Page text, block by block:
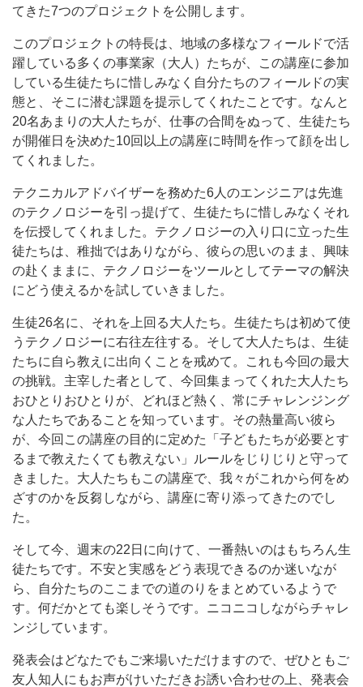
てきた7つのプロジェクトを公開します。
このプロジェクトの特長は、地域の多様なフィールドで活
躍している多くの事業家（大人）たちが、この講座に参加
している生徒たちに惜しみなく自分たちのフィールドの実
態と、そこに潜む課題を提示してくれたことです。なんと
20名あまりの大人たちが、仕事の合間をぬって、生徒たち
が開催日を決めた10回以上の講座に時間を作って顔を出し
てくれました。
テクニカルアドバイザーを務めた6人のエンジニアは先進
のテクノロジーを引っ提げて、生徒たちに惜しみなくそれ
を伝授してくれました。テクノロジーの入り口に立った生
徒たちは、稚拙ではありながら、彼らの思いのまま、興味
の赴くままに、テクノロジーをツールとしてテーマの解決
にどう使えるかを試していきました。
生徒26名に、それを上回る大人たち。生徒たちは初めて使
うテクノロジーに右往左往する。そして大人たちは、生徒
たちに自ら教えに出向くことを戒めて。これも今回の最大
の挑戦。主宰した者として、今回集まってくれた大人たち
おひとりおひとりが、どれほど熱く、常にチャレンジング
な人たちであることを知っています。その熱量高い彼ら
が、今回この講座の目的に定めた「子どもたちが必要とす
るまで教えたくても教えない」ルールをじりじりと守って
きました。大人たちもこの講座で、我々がこれから何をめ
ざすのかを反芻しながら、講座に寄り添ってきたのでし
た。
そして今、週末の22日に向けて、一番熱いのはもちろん生
徒たちです。不安と実感をどう表現できるのか迷いなが
ら、自分たちのここまでの道のりをまとめているようで
す。何だかとても楽しそうです。ニコニコしながらチャレ
ンジしています。
発表会はどなたでもご来場いただけますので、ぜひともご
友人知人にもお声がけいただきお誘い合わせの上、発表会